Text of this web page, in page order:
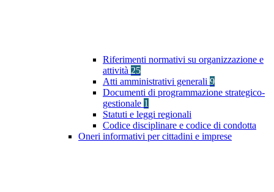
Riferimenti normativi su organizzazione e
attività 25
Atti amministrativi generali 9
Documenti di programmazione strategico-
gestionale 1
Statuti e leggi regionali
Codice disciplinare e codice di condotta
Oneri informativi per cittadini e imprese